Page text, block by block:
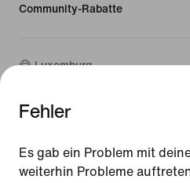
Update your location?
Fehler
Es gab ein Problem mit
weiterhin Probleme
Community-Rabatte
Luxemburg
© 2026Nike, Inc. Alle Rechte
Nutzungsbedingungen
Verkaufsbedingungen